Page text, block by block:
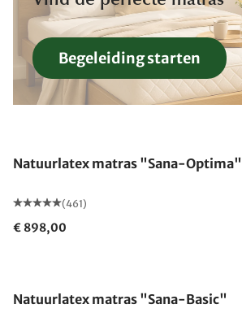
Begeleiding starten
Natuurlatex matras "Sana-Optima"
(461)
€ 898,00
Natuurlatex matras "Sana-Basic"